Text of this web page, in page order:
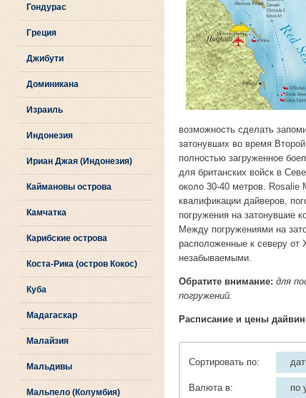
Гондурас
Греция
Джибути
Доминикана
Израиль
Индонезия
Ириан Джая (Индонезия)
Каймановы острова
Камчатка
Карибские острова
Коста-Рика (остров Кокос)
Куба
Мадагаскар
Малайзия
Мальдивы
Мальпело (Колумбия)
возможность сделать
затонувших во время
полностью загруженное
для британских войск в
около 30-40 метров. Rosalie
квалификации дайверов,
погружения на затонувшие
Между погружениями на
расположенные к северу от
незабываемыми.
Обратите внимание: для
погружений.
Расписание и цены
Сортировать по:
Валюта в: по